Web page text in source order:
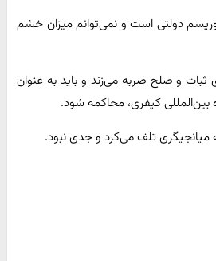
دولتی است و نمی‌توانم میزان خشم
ثبات و صلح ضربه می‌زند و باید به عنوان
کیفری، محاکمه شود.
میانجیگری تلف می‌کرد و جدی نبود.